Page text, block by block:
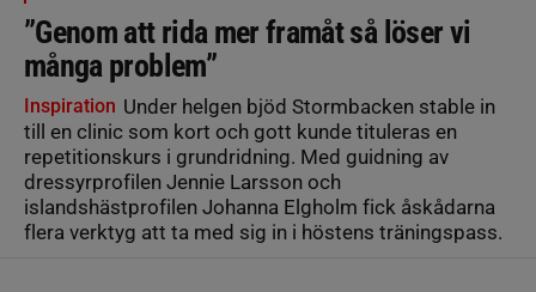
”Genom att rida mer framåt så löser vi
många problem”
Inspiration Under helgen bjöd Stormbacken stable in
till en clinic som kort och gott kunde tituleras en
repetitionskurs i grundridning. Med guidning av
dressyrprofilen Jennie Larsson och
islandshästprofilen Johanna Elgholm fick åskådarna
flera verktyg att ta med sig in i höstens träningspass.